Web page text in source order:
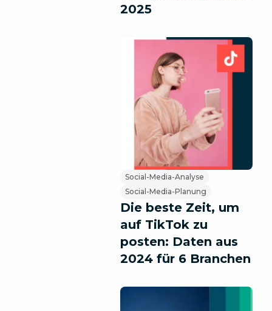
2025
Social-Media-Analyse
Social-Media-Planung
Die beste Zeit, um
auf TikTok zu
posten: Daten aus
2024 für 6 Branchen